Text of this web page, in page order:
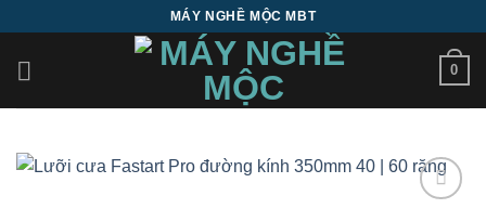
nội
MÁY NGHỀ MỘC MBT
0